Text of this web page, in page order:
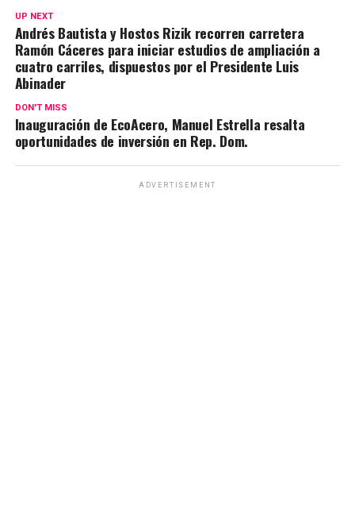
UP NEXT
Andrés Bautista y Hostos Rizik recorren carretera
Ramón Cáceres para iniciar estudios de ampliación a
cuatro carriles, dispuestos por el Presidente Luis
Abinader
DON'T MISS
Inauguración de EcoAcero, Manuel Estrella resalta
oportunidades de inversión en Rep. Dom.
ADVERTISEMENT